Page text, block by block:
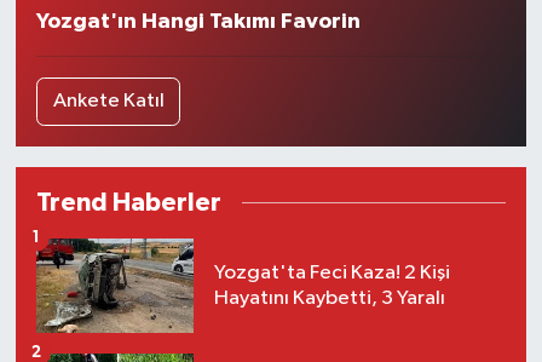
Yozgat'ın Hangi Takımı Favorin
Ankete Katıl
Trend Haberler
Yozgat'ta Feci Kaza! 2 Kişi
Hayatını Kaybetti, 3 Yaralı
1
2